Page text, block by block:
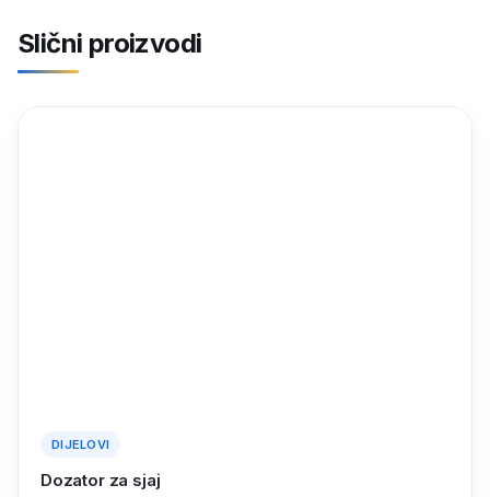
Slični proizvodi
DIJELOVI
Dozator za sjaj